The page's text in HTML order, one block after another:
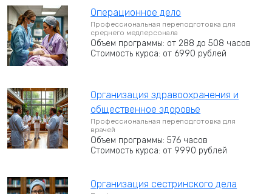
Операционное дело
Профессиональная переподготовка для
среднего медперсонала
Объем программы: от 288 до 508 часов
Стоимость курса: от 6990 рублей
Организация здравоохранения и
общественное здоровье
Профессиональная переподготовка для
врачей
Объем программы: 576 часов
Стоимость курса: от 9990 рублей
Организация сестринского дела